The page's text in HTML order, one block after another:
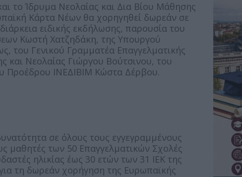
το Ίδρυμα Νεολαίας και Δια Βίου Μάθησης
Κάρτα Νέων θα χορηγηθεί δωρεάν σε
ειδικής εκδήλωσης, παρουσία του
Κωστή Χατζηδάκη, της Υπουργού
του Γενικού Γραμματέα Επαγγελματικής
και Νεολαίας Γιώργου Βούτσινου, του
Προέδρου ΙΝΕΔΙΒΙΜ Κώστα Δέρβου.
σε όλους τους εγγεγραμμένους
μαθητές των 50 Επαγγελματικών Σχολές
ηλικίας έως 30 ετών των 31 ΙΕΚ της
τη δωρεάν χορήγηση της Ευρωπαϊκής